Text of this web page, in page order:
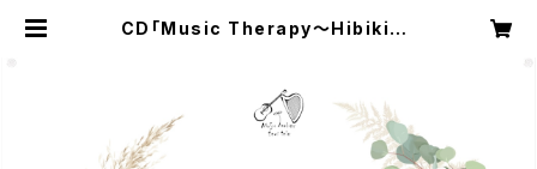
CD「Music Therapy〜Hibiki〜/
ジックあとりえtemitelu